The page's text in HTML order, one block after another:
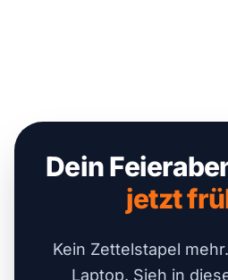
Dein
jetzt
Kein Zettelstapel
Laptop. Sieh in